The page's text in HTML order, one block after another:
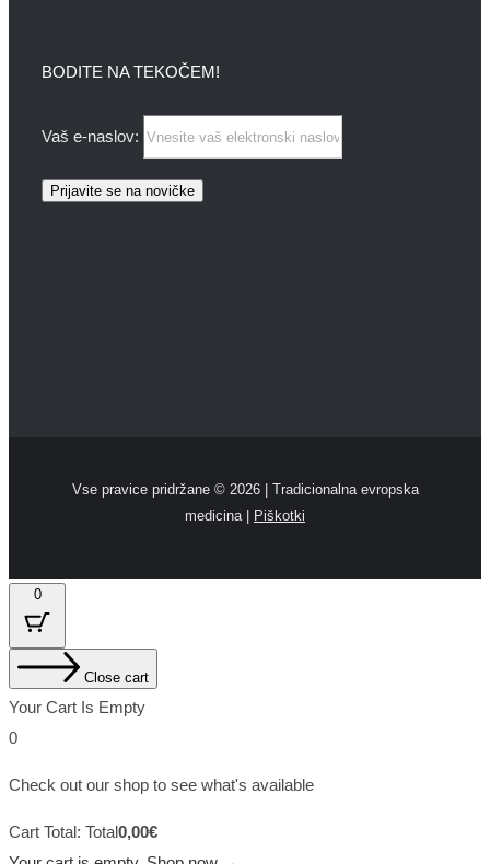
BODITE NA TEKOČEM!
Vaš e-naslov:
Vse pravice pridržane © 2026 | Tradicionalna evropska
medicina |
Piškotki
0
Close cart
Your Cart Is Empty
0
Check out our shop to see what's available
Cart Total: Total0,00€